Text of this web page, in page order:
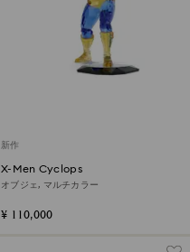
新作
X-Men Cyclops
オブジェ, マルチカラー
¥ 110,000